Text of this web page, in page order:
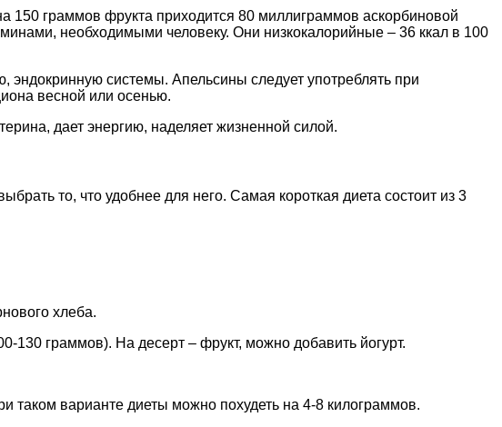
150 граммов фрукта приходится 80 миллиграммов аскорбиновой
необходимыми человеку. Они низкокалорийные – 36 ккал в 100
эндокринную системы. Апельсины следует употреблять при
весной или осенью.
дает энергию, наделяет жизненной силой.
то, что удобнее для него. Самая короткая диета состоит из 3
хлеба.
граммов). На десерт – фрукт, можно добавить йогурт.
таком варианте диеты можно похудеть на 4-8 килограммов.